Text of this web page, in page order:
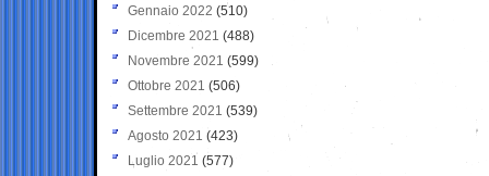
Gennaio 2022 (510)
Dicembre 2021 (488)
Novembre 2021 (599)
Ottobre 2021 (506)
Settembre 2021 (539)
Agosto 2021 (423)
Luglio 2021 (577)